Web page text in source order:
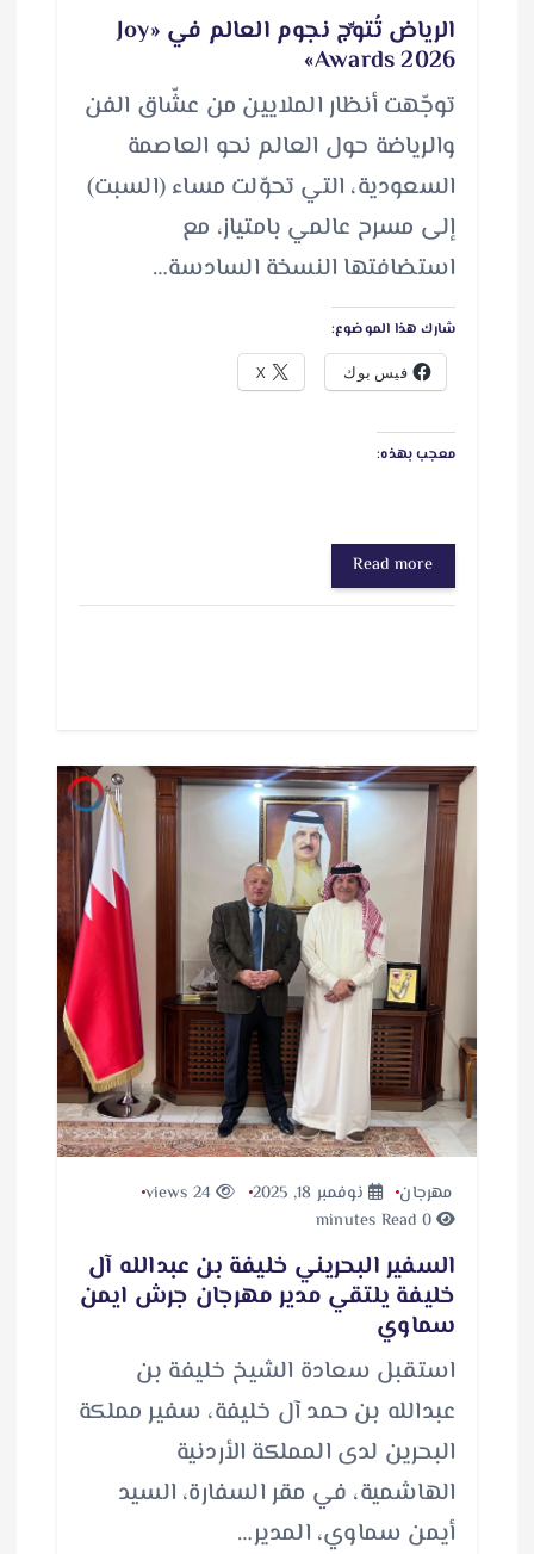
الرياض تُتوِّج نجوم العالم في «Joy
Awards 2026»
توجّهت أنظار الملايين من عشّاق الفن
والرياضة حول العالم نحو العاصمة
السعودية، التي تحوّلت مساء (السبت)
إلى مسرح عالمي بامتياز، مع
استضافتها النسخة السادسة…
شارك هذا الموضوع:
فيس بوك X
معجب بهذه:
Read more
مهرجان نوفمبر 18, 2025
24 views
0 minutes Read
السفير البحريني خليفة بن عبدالله آل
خليفة يلتقي مدير مهرجان جرش ايمن
سماوي
استقبل سعادة الشيخ خليفة بن
عبدالله بن حمد آل خليفة، سفير مملكة
البحرين لدى المملكة الأردنية
الهاشمية، في مقر السفارة، السيد
أيمن سماوي، المدير…